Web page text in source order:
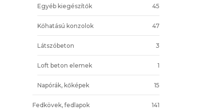
Egyéb kiegészítők 45
Kőhatású konzolok 47
Látszóbeton 3
Loft beton elemek 1
Napórák, kőképek 15
Fedkövek, fedlapok 141